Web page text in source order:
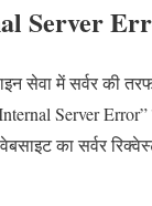
Server
सेवा में सर्वर की
Server Error”
का सर्वर